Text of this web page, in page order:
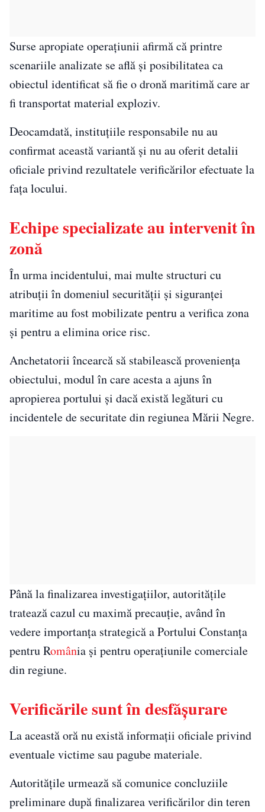
Surse apropiate operațiunii afirmă că printre
scenariile analizate se află și posibilitatea ca
obiectul identificat să fie o dronă maritimă care ar
fi transportat material exploziv.
Deocamdată, instituțiile responsabile nu au
confirmat această variantă și nu au oferit detalii
oficiale privind rezultatele verificărilor efectuate la
fața locului.
Echipe specializate au intervenit în
zonă
În urma incidentului, mai multe structuri cu
atribuții în domeniul securității și siguranței
maritime au fost mobilizate pentru a verifica zona
și pentru a elimina orice risc.
Anchetatorii încearcă să stabilească proveniența
obiectului, modul în care acesta a ajuns în
apropierea portului și dacă există legături cu
incidentele de securitate din regiunea Mării Negre.
Până la finalizarea investigațiilor, autoritățile
tratează cazul cu maximă precauție, având în
vedere importanța strategică a Portului Constanța
pentru România și pentru operațiunile comerciale
din regiune.
Verificările sunt în desfășurare
La această oră nu există informații oficiale privind
eventuale victime sau pagube materiale.
Autoritățile urmează să comunice concluziile
preliminare după finalizarea verificărilor din teren